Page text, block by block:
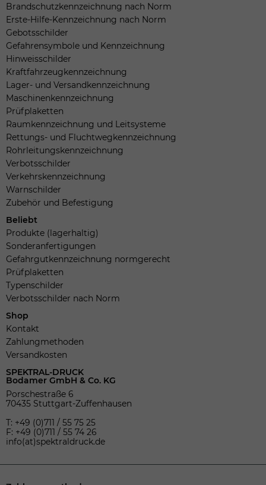
Brandschutzkennzeichnung nach Norm
Erste-Hilfe-Kennzeichnung nach Norm
Gebotsschilder
Gefahrensymbole und Kennzeichnung
Hinweisschilder
Kraftfahrzeugkennzeichnung
Lager- und Versandkennzeichnung
Maschinenkennzeichnung
Prüfplaketten
Raumkennzeichnung und Leitsysteme
Rettungs- und Fluchtwegkennzeichnung
Rohrleitungskennzeichnung
Verbotsschilder
Verkehrskennzeichnung
Warnschilder
Zubehör und Befestigung
Beliebt
Produkte (lagerhaltig)
Sonderanfertigungen
Gefahrgutkennzeichnung normgerecht
Prüfplaketten
Typenschilder
Verbotsschilder nach Norm
Shop
Kontakt
Zahlungmethoden
Versandkosten
SPEKTRAL-DRUCK
Bodamer GmbH & Co. KG
Porschestraße 6
70435 Stuttgart-Zuffenhausen
T: +49 (0)711 / 55 75 25
F: +49 (0)711 / 55 74 26
info(at)spektraldruck.de